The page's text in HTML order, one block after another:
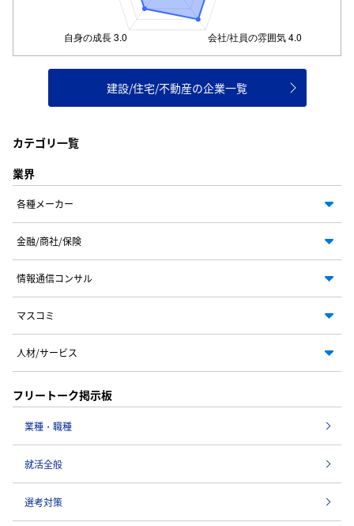
建設/住宅/不動産の企業一覧
カテゴリ一覧
業界
各種メーカー
金融/商社/保険
情報通信コンサル
マスコミ
人材/サービス
フリートーク掲示板
業種・職種
就活全般
選考対策